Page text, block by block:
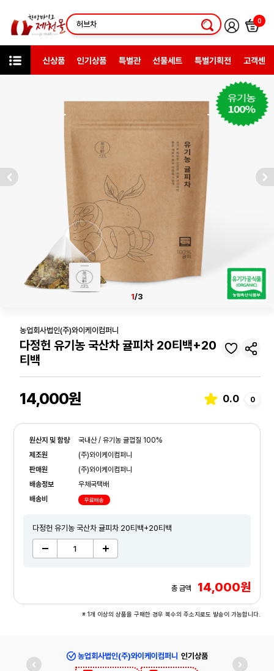
0
신상품 인기상품 특별관 선물세트 특별기획전 고객센터
1/3
농업회사법인(주)와이케이컴퍼니
다정헌 유기농 국산차 귤피차 20티백+20
티백
14,000원 0.0 0
원산지 및 함량
국내산 / 유기농 귤껍질 100%
제조원
(주)와이케이컴퍼니
판매원
(주)와이케이컴퍼니
배송정보
우체국택배
배송비
무료배송
다정헌 유기농 국산차 귤피차 20티백+20티백
총 금액 14,000원
※ 1개 이상의 상품을 구매한 경우 복수의 주소지로도 발송이 가능합니다.
농업회사법인(주)와이케이컴퍼니 인기상품